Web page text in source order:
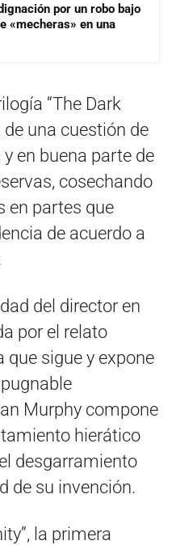
por un robo bajo
«mecheras» en una
“The Dark
de una cuestión de
en buena parte de
cosechando
en partes que
de acuerdo a
del director en
por el relato
que sigue y expone
Murphy compone
hierático
desgarramiento
de su invención.
la primera